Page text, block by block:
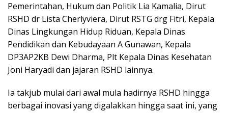
Pemerintahan, Hukum dan Politik Lia Kamalia, Dirut
RSHD dr Lista Cherlyviera, Dirut RSTG drg Fitri, Kepala
Dinas Lingkungan Hidup Riduan, Kepala Dinas
Pendidikan dan Kebudayaan A Gunawan, Kepala
DP3AP2KB Dewi Dharma, Plt Kepala Dinas Kesehatan
Joni Haryadi dan jajaran RSHD lainnya.
Ia takjub mulai dari awal mula hadirnya RSHD hingga
berbagai inovasi yang digalakkan hingga saat ini, yang